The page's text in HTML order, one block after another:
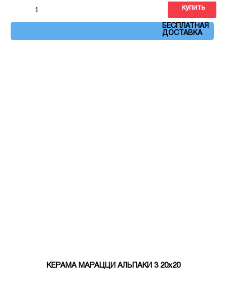
БЕСПЛАТНАЯ
ДОСТАВКА
купить
КЕРАМА МАРАЦЦИ АЛЬПАКИ 3 20х20